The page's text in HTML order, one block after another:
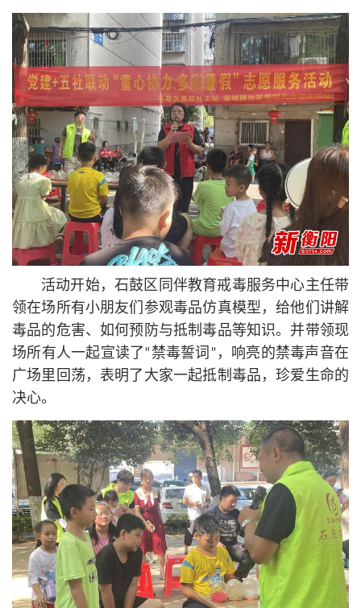
活动开始，石鼓区同伴教育戒毒服务中心主任带
领在场所有小朋友们参观毒品仿真模型，给他们讲解
毒品的危害、如何预防与抵制毒品等知识。并带领现
场所有人一起宣读了“禁毒誓词”，响亮的禁毒声音在
广场里回荡，表明了大家一起抵制毒品，珍爱生命的
决心。